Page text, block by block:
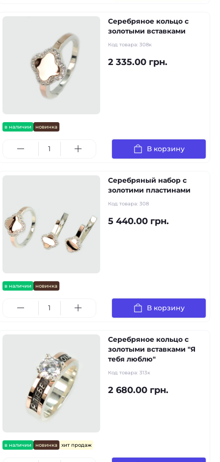
в наличии новинка
Серебряное кольцо с
золотыми вставками
Код товара: 308к
2 335.00 грн.
В корзину
в наличии новинка
Серебряный набор с
золотими пластинами
Код товара: 308
5 440.00 грн.
В корзину
в наличии новинка хит продаж
Серебряное кольцо с
золотыми вставками "Я
тебя люблю"
Код товара: 313к
2 680.00 грн.